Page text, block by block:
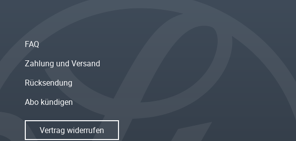
FAQ
Zahlung und Versand
Rücksendung
Abo kündigen
Vertrag widerrufen